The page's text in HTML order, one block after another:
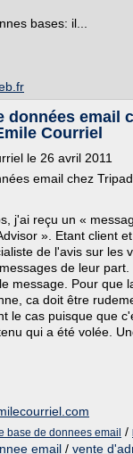
bases: il...
données email
Courriel
le 26 avril 2011
email chez
j'ai reçu un «
». Etant client
de l'avis sur les
de leur part.
message. Pour que
ca doit être
le cas puisque que
qui a été volée.
base de donnees email /
email / vente